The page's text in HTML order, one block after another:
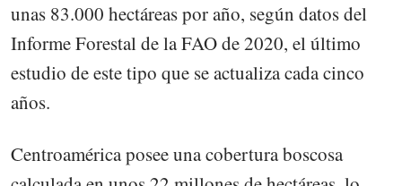
unas 83.000 hectáreas por año, según datos del
Informe Forestal de la FAO de 2020, el último
estudio de este tipo que se actualiza cada cinco
años.
Centroamérica posee una cobertura boscosa